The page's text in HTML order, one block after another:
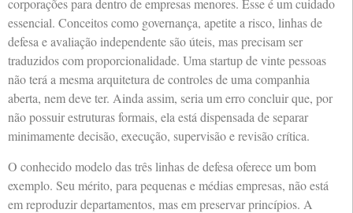
corporações para dentro de empresas menores. Esse é um cuidado
essencial. Conceitos como governança, apetite a risco, linhas de
defesa e avaliação independente são úteis, mas precisam ser
traduzidos com proporcionalidade. Uma startup de vinte pessoas
não terá a mesma arquitetura de controles de uma companhia
aberta, nem deve ter. Ainda assim, seria um erro concluir que, por
não possuir estruturas formais, ela está dispensada de separar
minimamente decisão, execução, supervisão e revisão crítica.
O conhecido modelo das três linhas de defesa oferece um bom
exemplo. Seu mérito, para pequenas e médias empresas, não está
em reproduzir departamentos, mas em preservar princípios. A